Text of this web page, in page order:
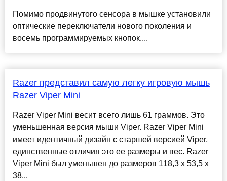
Помимо продвинутого сенсора в мышке установили
оптические переключатели нового поколения и
восемь программируемых кнопок....
Razer представил самую легку игровую мышь
Razer Viper Mini
Razer Viper Mini весит всего лишь 61 граммов. Это
уменьшенная версия мыши Viper. Razer Viper Mini
имеет идентичный дизайн с старшей версией Viper,
единственные отличия это ее размеры и вес. Razer
Viper Mini был уменьшен до размеров 118,3 x 53,5 x
38...